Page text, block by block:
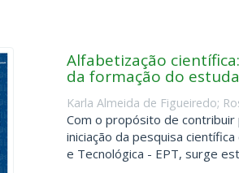
Alfabetização
da formação do
Karla Almeida de Figueiredo;
Com o propósito de
iniciação da pesquisa
e Tecnológica - EPT, surge